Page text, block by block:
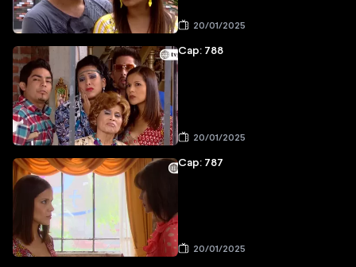
20/01/2025
Cap: 788
20/01/2025
Cap: 787
20/01/2025